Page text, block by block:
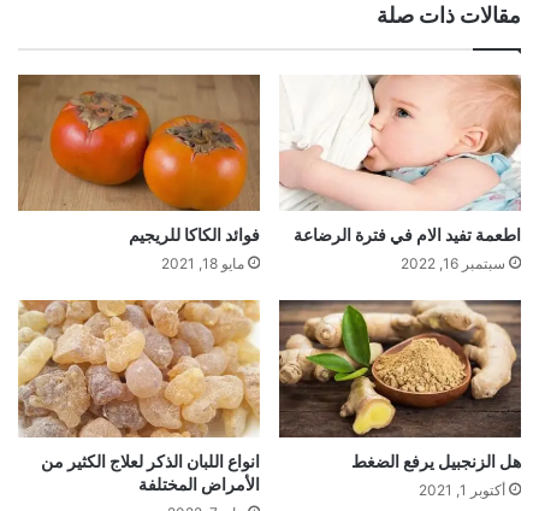
مقالات ذات صلة
اطعمة تفيد الام في فترة الرضاعة
سبتمبر 16, 2022
فوائد الكاكا للريجيم
مايو 18, 2021
هل الزنجبيل يرفع الضغط
أكتوبر 1, 2021
انواع اللبان الذكر لعلاج الكثير من
الأمراض المختلفة